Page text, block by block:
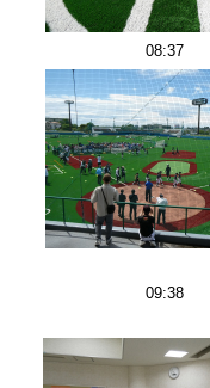
08:37
09:38